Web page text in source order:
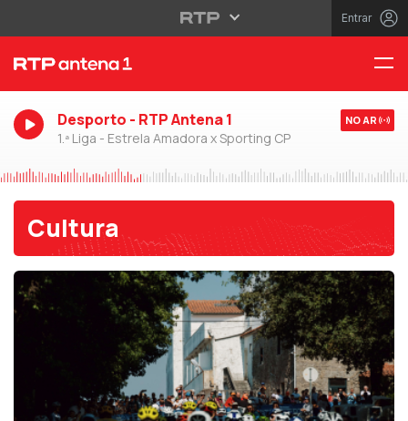
Entrar
Desporto - RTP Antena 1
1.ª Liga - Estrela Amadora x Sporting CP
NO AR
Cultura